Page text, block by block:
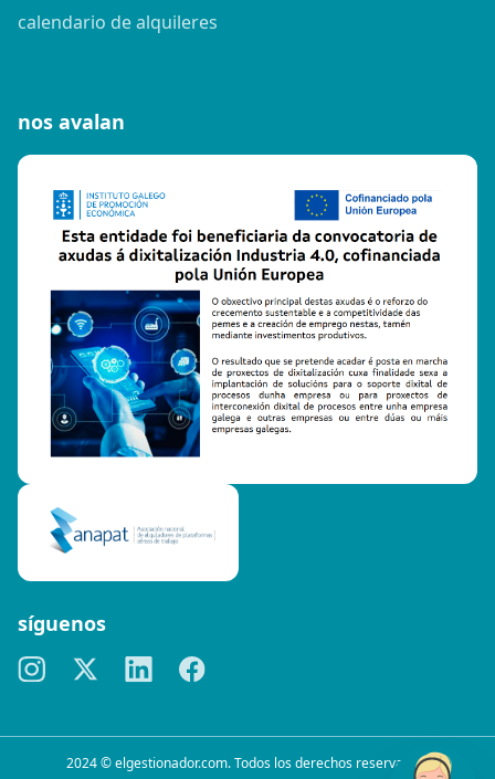
calendario de alquileres
nos avalan
síguenos
2024 © elgestionador.com. Todos los derechos reservados.